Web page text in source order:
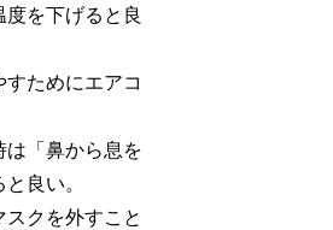
を下げると良
ためにエアコ
は「鼻から息を
良い。
クを外すこと